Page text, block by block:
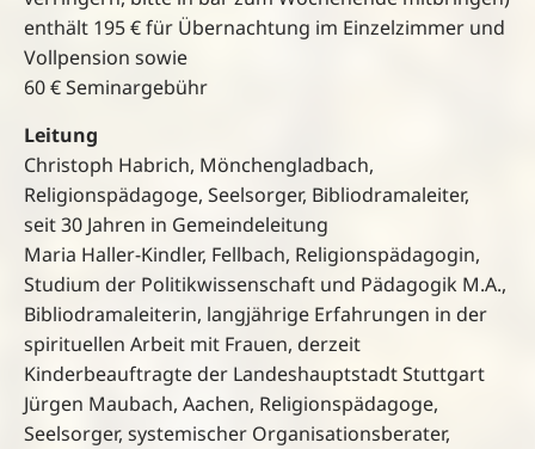
enthält 195 € für Übernachtung im Einzelzimmer und
Vollpension sowie
60 €Seminargebühr
Leitung
Christoph Habrich, Mönchengladbach,
Religionspädagoge, Seelsorger, Bibliodramaleiter,
seit 30 Jahren in Gemeindeleitung
Maria Haller-Kindler, Fellbach, Religionspädagogin,
Studium der Politikwissenschaft und Pädagogik M.A.,
Bibliodramaleiterin, langjährige Erfahrungen in der
spirituellen Arbeit mit Frauen, derzeit
Kinderbeauftragte der Landeshauptstadt Stuttgart
Jürgen Maubach, Aachen, Religionspädagoge,
Seelsorger, systemischer Organisationsberater,